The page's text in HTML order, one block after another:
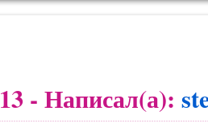
- Написал(а):